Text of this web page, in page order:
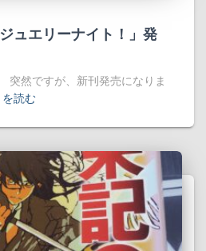
ュエリーナイト！」発
突然ですが、新刊発売になりま
を読む